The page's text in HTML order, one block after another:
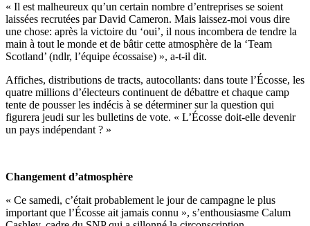
« Il est malheureux qu’un certain nombre d’entreprises se soient
laissées recrutées par David Cameron. Mais laissez-moi vous dire
une chose: après la victoire du ‘oui’, il nous incombera de tendre la
main à tout le monde et de bâtir cette atmosphère de la ‘Team
Scotland’ (ndlr, l’équipe écossaise) », a-t-il dit.
Affiches, distributions de tracts, autocollants: dans toute l’Écosse, les
quatre millions d’électeurs continuent de débattre et chaque camp
tente de pousser les indécis à se déterminer sur la question qui
figurera jeudi sur les bulletins de vote. « L’Écosse doit-elle devenir
un pays indépendant ? »
Changement d’atmosphère
« Ce samedi, c’était probablement le jour de campagne le plus
important que l’Écosse ait jamais connu », s’enthousiasme Calum